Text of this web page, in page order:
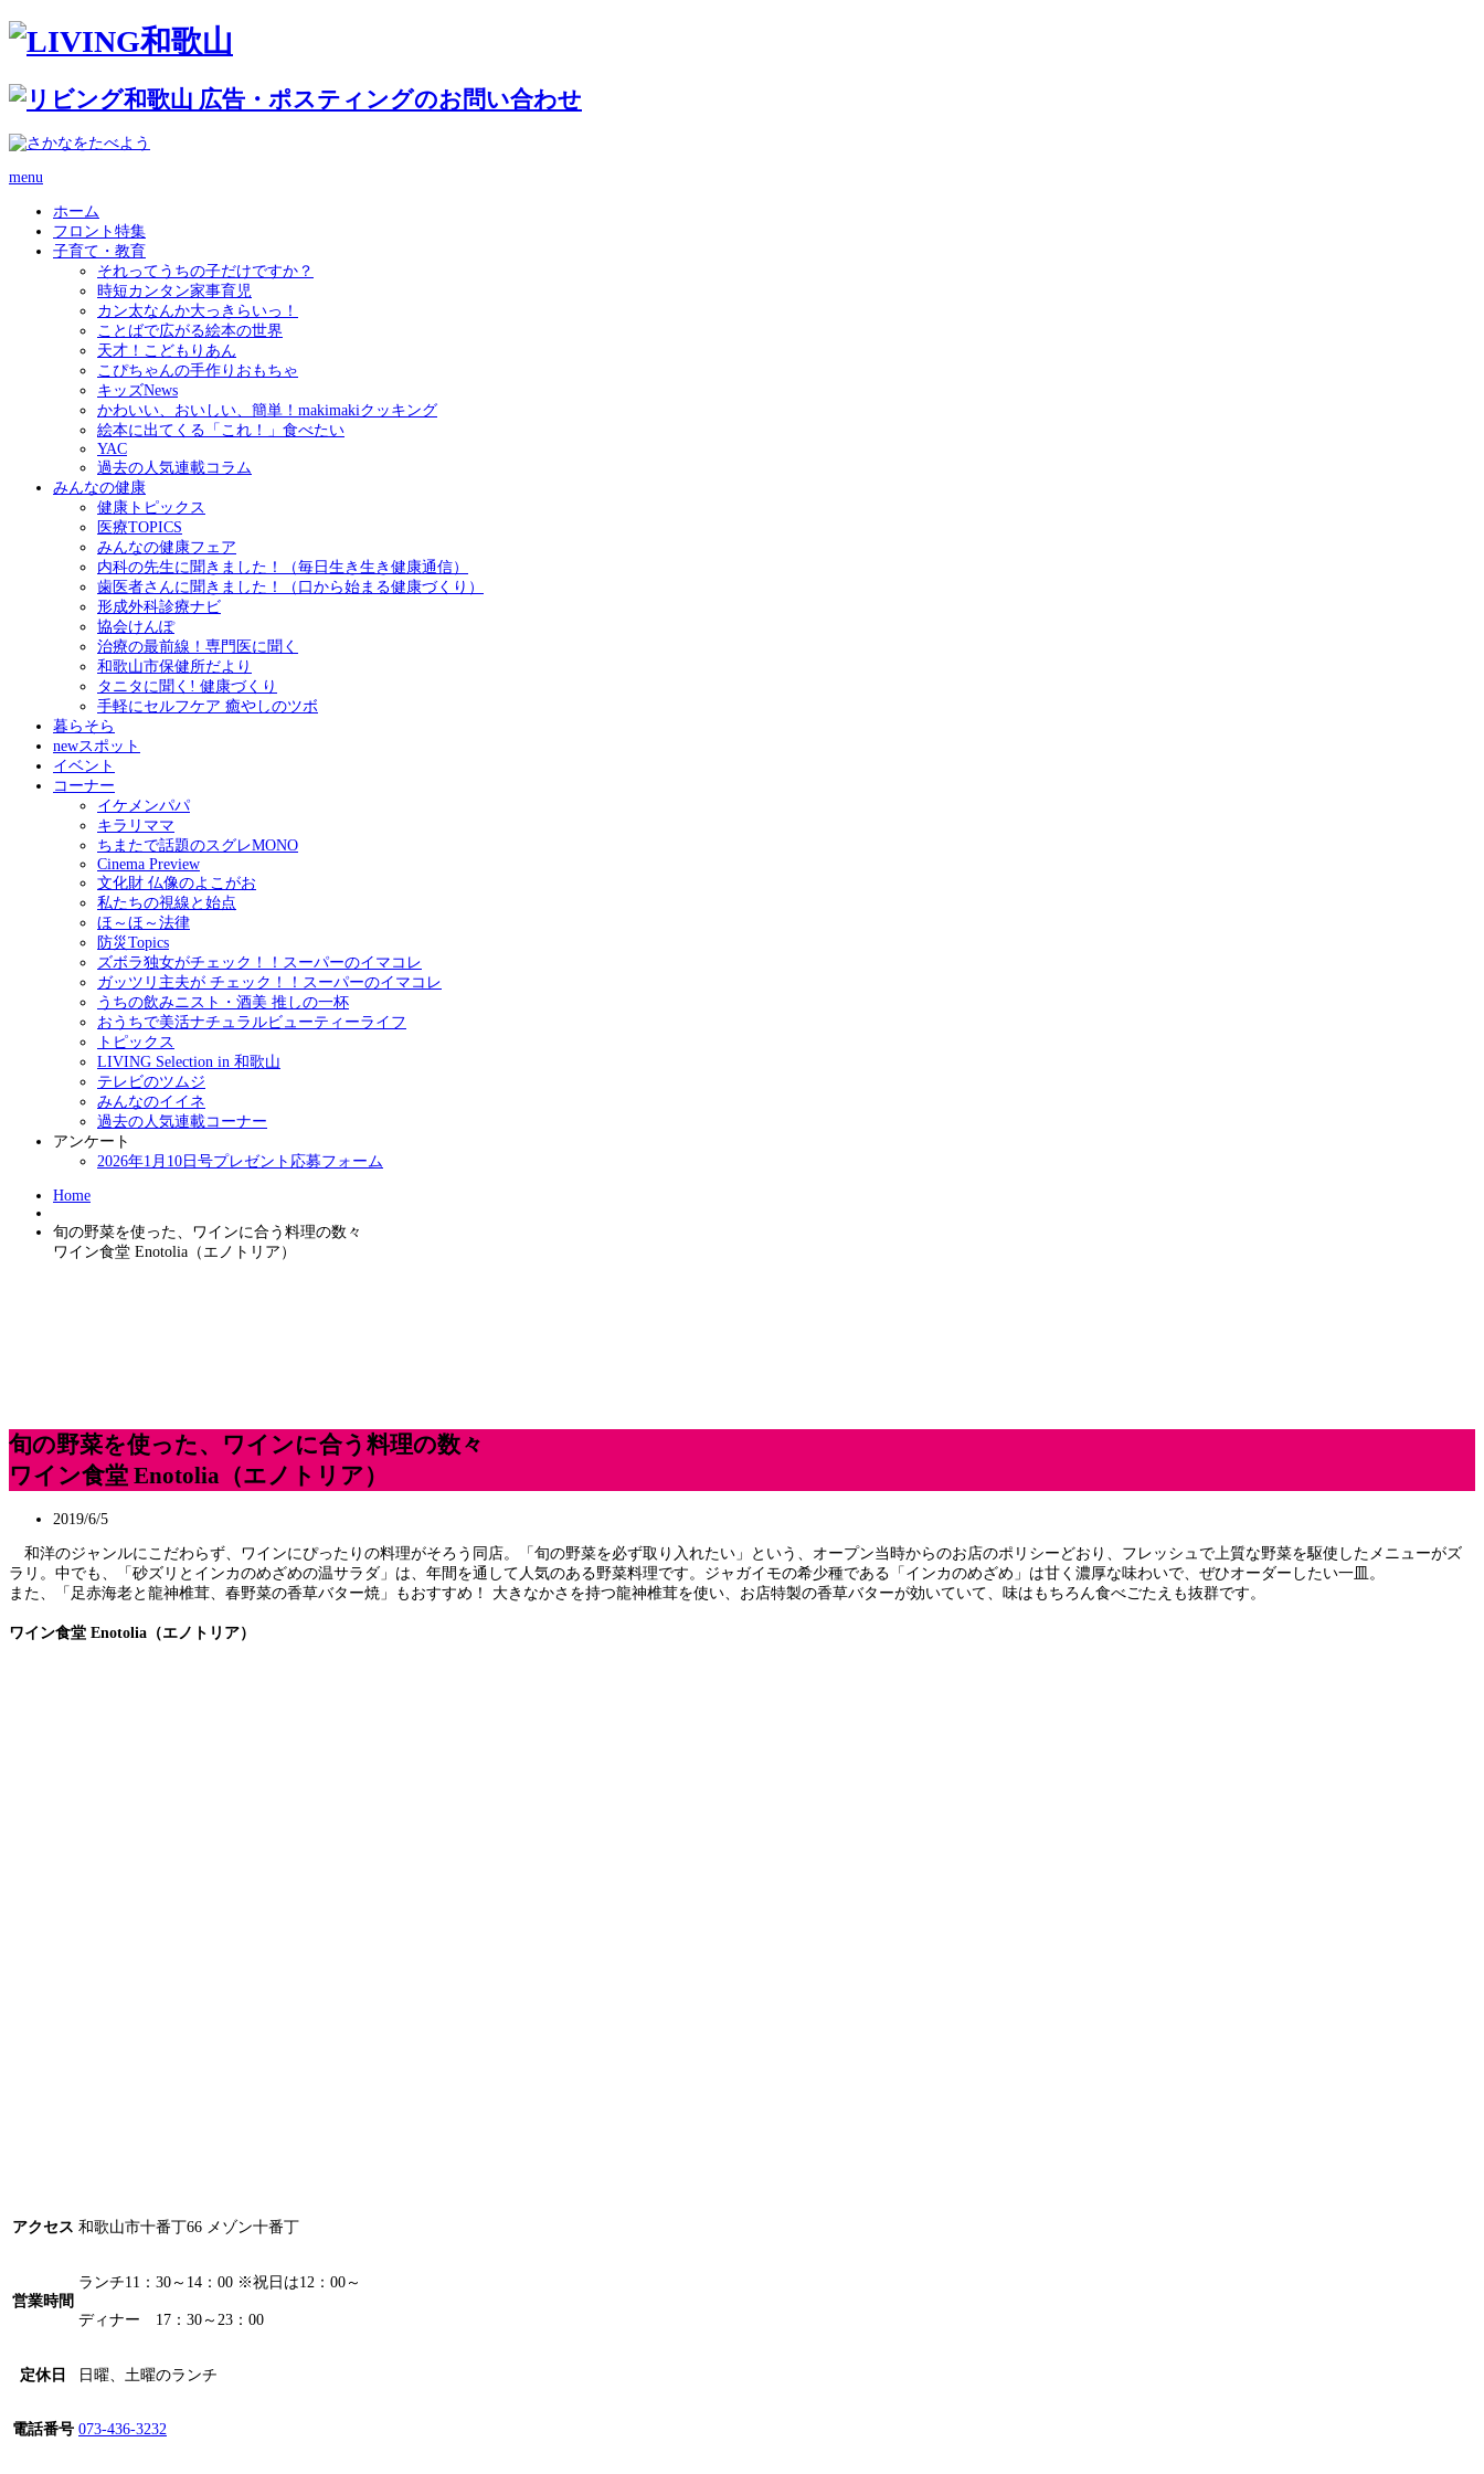
menu
ホーム
フロント特集
子育て・教育
それってうちの子だけですか？
時短カンタン家事育児
カン太なんか大っきらいっ！
ことばで広がる絵本の世界
天才！こどもりあん
こぴちゃんの手作りおもちゃ
キッズNews
かわいい、おいしい、簡単！makimakiクッキング
絵本に出てくる「これ！」食べたい
YAC
過去の人気連載コラム
みんなの健康
健康トピックス
医療TOPICS
みんなの健康フェア
内科の先生に聞きました！（毎日生き生き健康通信）
歯医者さんに聞きました！（口から始まる健康づくり）
形成外科診療ナビ
協会けんぽ
治療の最前線！専門医に聞く
和歌山市保健所だより
タニタに聞く! 健康づくり
手軽にセルフケア 癒やしのツボ
暮らそら
newスポット
イベント
コーナー
イケメンパパ
キラリママ
ちまたで話題のスグレMONO
Cinema Preview
文化財 仏像のよこがお
私たちの視線と始点
ほ～ほ～法律
防災Topics
ズボラ独女がチェック！！スーパーのイマコレ
ガッツリ主夫が チェック！！スーパーのイマコレ
うちの飲みニスト・酒美 推しの一杯
おうちで美活ナチュラルビューティーライフ
トピックス
LIVING Selection in 和歌山
テレビのツムジ
みんなのイイネ
過去の人気連載コーナー
アンケート
2026年1月10日号プレゼント応募フォーム
Home
旬の野菜を使った、ワインに合う料理の数々
ワイン食堂 Enotolia（エノトリア）
旬の野菜を使った、ワインに合う料理の数々
ワイン食堂 Enotolia（エノトリア）
2019/6/5
和洋のジャンルにこだわらず、ワインにぴったりの料理がそろう同店。「旬の野菜を必ず取り入れたい」という、オープン当時からのお店のポリシーどおり、フレッシュで上質な野菜を駆使したメニューがズ
ラリ。中でも、「砂ズリとインカのめざめの温サラダ」は、年間を通して人気のある野菜料理です。ジャガイモの希少種である「インカのめざめ」は甘く濃厚な味わいで、ぜひオーダーしたい一皿。
また、「足赤海老と龍神椎茸、春野菜の香草バター焼」もおすすめ！ 大きなかさを持つ龍神椎茸を使い、お店特製の香草バターが効いていて、味はもちろん食べごたえも抜群です。
ワイン食堂 Enotolia（エノトリア）
アクセス 和歌山市十番丁66 メゾン十番丁
営業時間
ランチ11：30～14：00 ※祝日は12：00～
ディナー 17：30～23：00
定休日 日曜、土曜のランチ
電話番号 073-436-3232